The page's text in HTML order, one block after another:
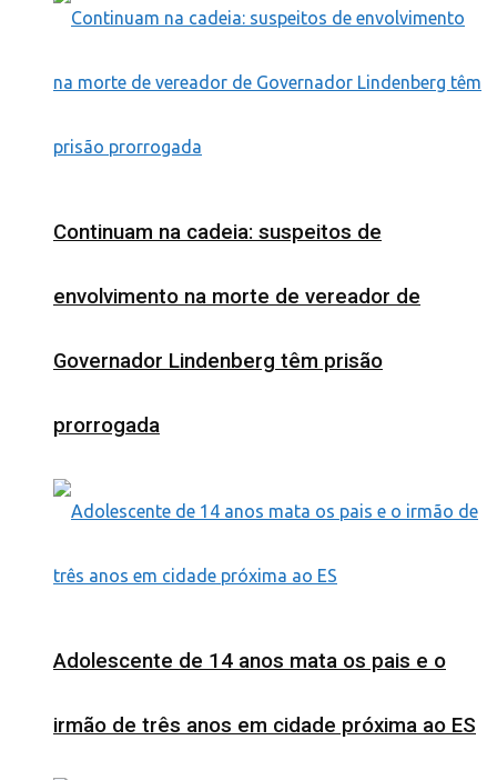
Continuam na cadeia: suspeitos de
envolvimento na morte de vereador de
Governador Lindenberg têm prisão
prorrogada
Adolescente de 14 anos mata os pais e o
irmão de três anos em cidade próxima ao ES